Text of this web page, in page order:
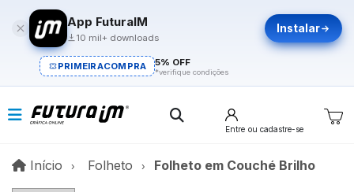
App FuturaIM
10 mil+ downloads
Instalar
PRIMEIRACOMPRA 5% OFF
*verifique condições
Entre ou cadastre-se
Início InícioFolheto Folheto em Couché Brilho